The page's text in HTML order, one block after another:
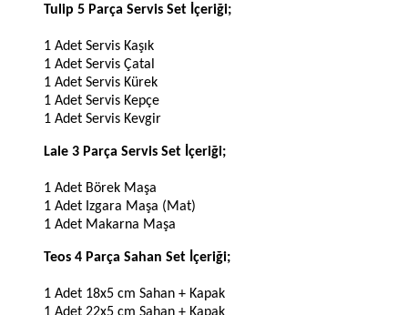
Tulip 5 Parça Servis Set İçeriği;
1 Adet Servis Kaşık
1 Adet Servis Çatal
1 Adet Servis Kürek
1 Adet Servis Kepçe
1 Adet Servis Kevgir
Lale 3 Parça Servis Set İçeriği;
1 Adet Börek Maşa
1 Adet Izgara Maşa (Mat)
1 Adet Makarna Maşa
Teos 4 Parça Sahan Set İçeriği;
1 Adet 18x5 cm Sahan + Kapak
1 Adet 22x5 cm Sahan + Kapak